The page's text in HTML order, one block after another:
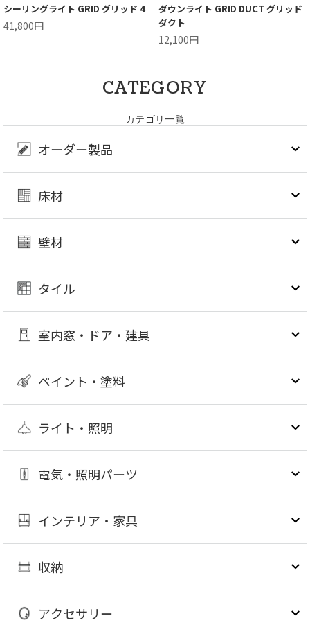
シーリングライト GRID グリッド 4
41,800円
ダウンライト GRID DUCT グリッド
ダクト
12,100円
CATEGORY
カテゴリ一覧
オーダー製品
床材
壁材
タイル
室内窓・ドア・建具
ペイント・塗料
ライト・照明
電気・照明パーツ
インテリア・家具
収納
アクセサリー